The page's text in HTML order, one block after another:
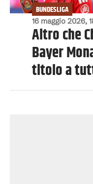
16 maggio 2026,
BUNDESLIGA
Altro che
Bayer
titolo a